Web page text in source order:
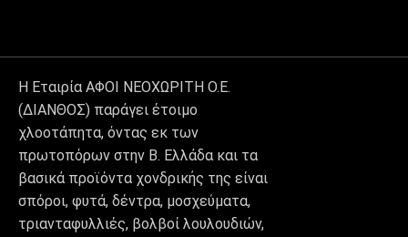
Η Εταιρία ΑΦΟΙ ΝΕΟΧΩΡΙΤΗ Ο.Ε.
(ΔΙΑΝΘΟΣ) παράγει έτοιμο
χλοοτάπητα, όντας εκ των
πρωτοπόρων στην Β. Ελλάδα και τα
βασικά προϊόντα χονδρικής της είναι
σπόροι, φυτά, δέντρα, μοσχεύματα,
τριανταφυλλιές, βολβοί λουλουδιών,